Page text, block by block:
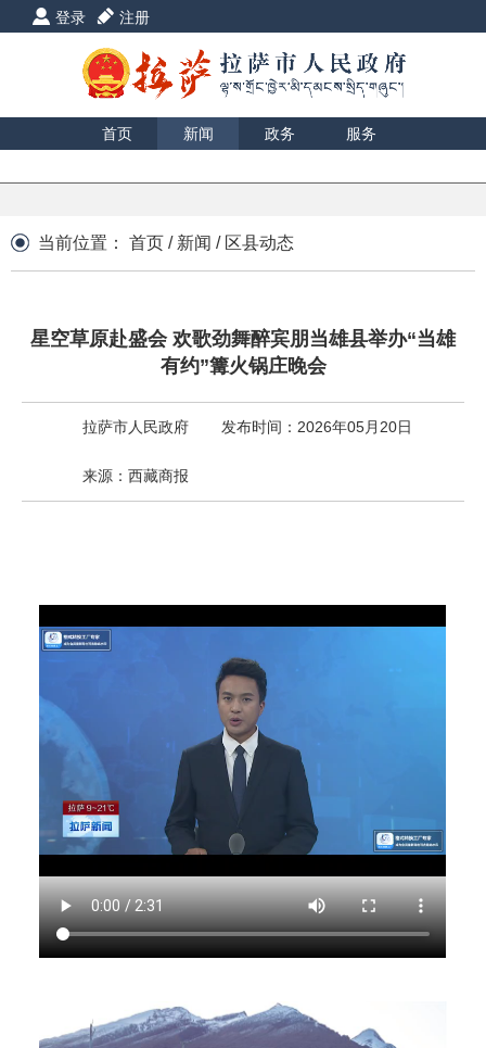
登录 注册
首页 新闻 政务
服务
当前位置： 首页 / 新闻 / 区县动态
星空草原赴盛会 欢歌劲舞醉宾朋当雄县举办“当雄
有约”篝火锅庄晚会
拉萨市人民政府 发布时间：2026年05月20日
来源：西藏商报